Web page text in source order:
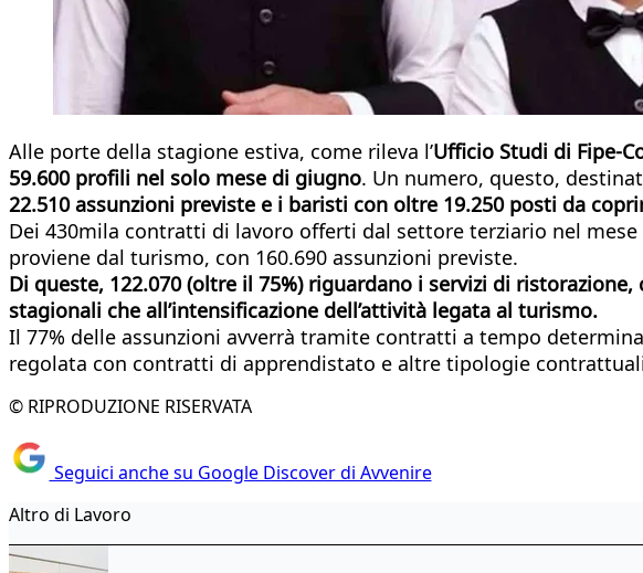
Alle porte della stagione estiva, come rileva l’Ufficio Studi di Fipe-
59.600 profili nel solo mese di giugno. Un numero, questo,
22.510 assunzioni previste e i baristi con oltre 19.250 posti da
Dei 430mila contratti di lavoro offerti dal settore terziario nel
proviene dal turismo, con 160.690 assunzioni previste.
Di queste, 122.070 (oltre il 75%) riguardano i servizi di
stagionali che all’intensificazione dell’attività legata al turismo.
Il 77% delle assunzioni avverrà tramite contratti a tempo
regolata con contratti di apprendistato e altre tipologie
© RIPRODUZIONE RISERVATA
Seguici anche su Google Discover di Avvenire
Altro di Lavoro